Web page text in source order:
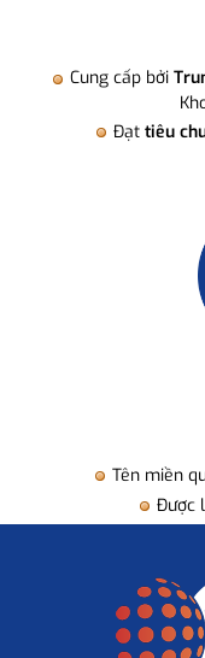
Cung cấp bởi
Đạt tiêu
Tên miền
Được